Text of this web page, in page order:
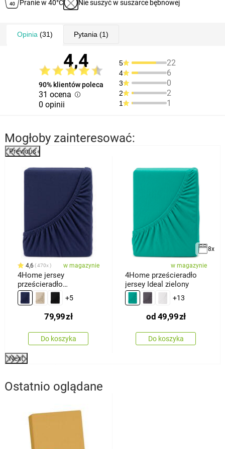
Pranie w 40°C Nie suszyć w suszarce bębnowej
Opinia (31) Pytania (1)
4,4
90% klientów poleca
31 ocena
0 opinii
5 22
4 6
3 0
2 2
1 1
Mogłoby zainteresować:
Previous
4,6 470x w magazynie
4Home jersey
prześcieradło
ciemnoniebieski, 180 x
200 cm
+5
79,99zł
Do koszyka
8x
w magazynie
4Home prześcieradło
jersey Ideal zielony
+13
od 49,99zł
Do koszyka
Next
Ostatnio oglądane